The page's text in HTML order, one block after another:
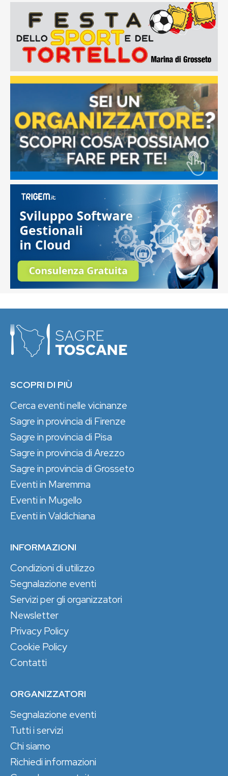
SCOPRI DI PIÙ
Cerca eventi nelle vicinanze
Sagre in provincia di Firenze
Sagre in provincia di Pisa
Sagre in provincia di Arezzo
Sagre in provincia di Grosseto
Eventi in Maremma
Eventi in Mugello
Eventi in Valdichiana
INFORMAZIONI
Condizioni di utilizzo
Segnalazione eventi
Servizi per gli organizzatori
Newsletter
Privacy Policy
Cookie Policy
Contatti
ORGANIZZATORI
Segnalazione eventi
Tutti i servizi
Chi siamo
Richiedi informazioni